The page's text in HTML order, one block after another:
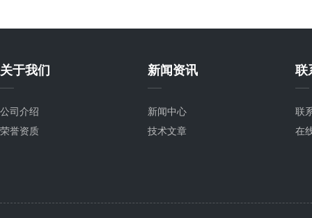
关于我们
公司介绍
荣誉资质
新闻资讯
新闻中心
技术文章
联
联
在